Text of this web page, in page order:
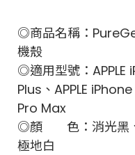
◎商品名稱：
機殼
◎適用型號：APPLE
Plus、APPLE
Pro Max
◎顏 色：消光黑、
極地白